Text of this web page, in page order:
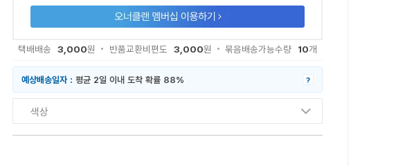
택배배송 3,000원 반품교환비편도 3,000원 묶음배송가능수량 10개
예상배송일자 : 평균 2일 이내 도착 확률 88% ?
색상